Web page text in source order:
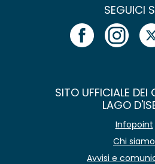
SEGUICI
SITO UFFICIALE DEI
LAGO
Infopoint
Chi siamo
Avvisi e